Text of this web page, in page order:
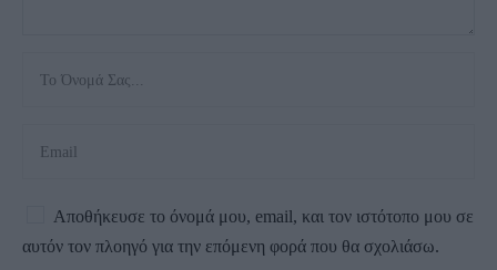
Αποθήκευσε το όνομά μου, email, και τον ιστότοπο μου σε
αυτόν τον πλοηγό για την επόμενη φορά που θα σχολιάσω.